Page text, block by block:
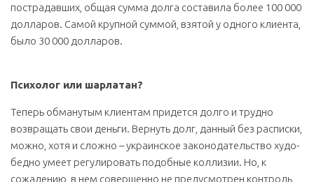
пострадавших, общая сумма долга составила более 100 000
долларов. Самой крупной суммой, взятой у одного клиента,
было 30 000 долларов.
Психолог или шарлатан?
Теперь обманутым клиентам придется долго и трудно
возвращать свои деньги. Вернуть долг, данный без расписки,
можно, хотя и сложно – украинское законодательство худо-
бедно умеет регулировать подобные коллизии. Но, к
сожалению, в нем совершенно не предусмотрен контроль